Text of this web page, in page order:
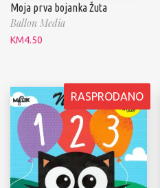
Moja prva bojanka Žuta
Ballon Media
KM4.50
RASPRODANO